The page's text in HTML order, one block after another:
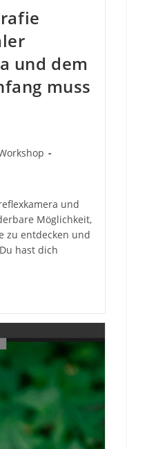
und dem
muss
und
Möglichkeit,
zu entdecken und
hast dich